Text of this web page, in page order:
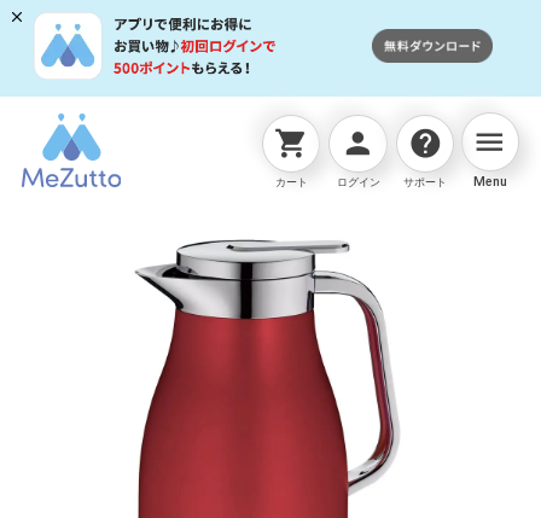
shopping_cart
カート
person
ログイン
help
サポート
menu
Menu
ネットストアTOP セレクト商品 サーモス 真空断熱